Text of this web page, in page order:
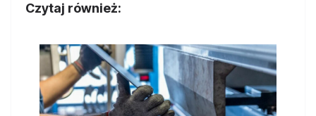
Czytaj również: